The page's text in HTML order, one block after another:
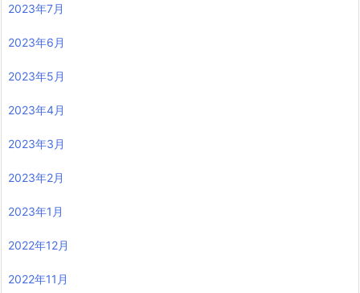
2023年7月
2023年6月
2023年5月
2023年4月
2023年3月
2023年2月
2023年1月
2022年12月
2022年11月